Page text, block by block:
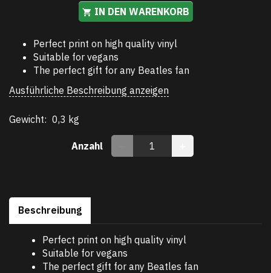
IN DEN WARENKORB
Perfect print on high quality vinyl
Suitable for vegans
The perfect gift for any Beatles fan
Ausführliche Beschreibung anzeigen
Gewicht: 0,3 kg
Anzahl
Beschreibung
Perfect print on high quality vinyl
Suitable for vegans
The perfect gift for any Beatles fan